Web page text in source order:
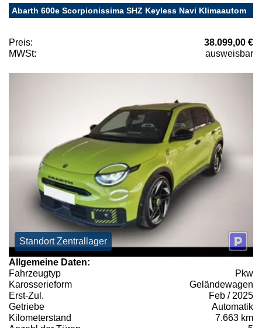
Abarth 600e Scorpionissima SHZ Keyless Navi Klimaautom
Preis:
38.099,00 €
MWSt:
ausweisbar
Standort Zentrallager
Allgemeine Daten:
Fahrzeugtyp
Pkw
Karosserieform
Geländewagen
Erst-Zul.
Feb / 2025
Getriebe
Automatik
Kilometerstand
7.663 km